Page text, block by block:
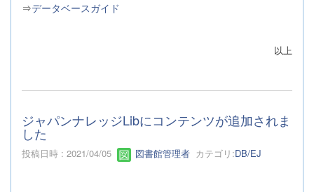
⇒データベースガイド
以上
ジャパンナレッジLibにコンテンツが追加されま
した
投稿日時 : 2021/04/05 図書館管理者 カテゴリ:DB/EJ